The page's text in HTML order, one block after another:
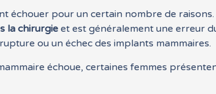
échouer pour un certain nombre de raisons.
la chirurgieet est généralement une erreur
ou un échec des implants mammaires.
échoue, certaines femmes